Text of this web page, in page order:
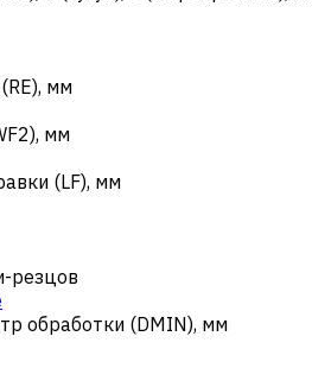
мм
мм
(LF), мм
резцов
обработки (DMIN), мм